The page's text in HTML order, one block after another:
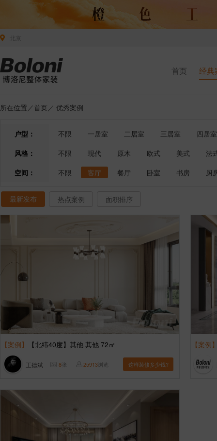
首页 经典
所在位置／首页 ／ 优秀案例
户型： 不限 一居室 二居室 三居室
四居室
风格：
不限 现代 原木 欧式 美式
法
空间：
不限 客厅 餐厅 卧室 书房 厨
最新发布 热点案例 面积排序
【案例】 【北纬40度】其他 其他 72㎡
王德斌 8张 25913浏览 这样装修多少钱?
【案例